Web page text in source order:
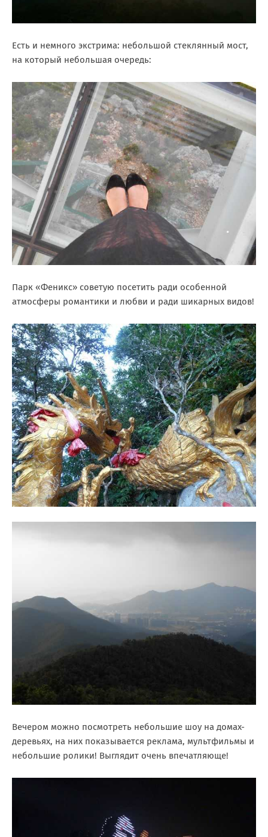
Есть и немного экстрима: небольшой стеклянный мост,
на который небольшая очередь:
Парк «Феникс» советую посетить ради особенной
атмосферы романтики и любви и ради шикарных видов!
Вечером можно посмотреть небольшие шоу на домах-
деревьях, на них показывается реклама, мультфильмы и
небольшие ролики! Выглядит очень впечатляюще!